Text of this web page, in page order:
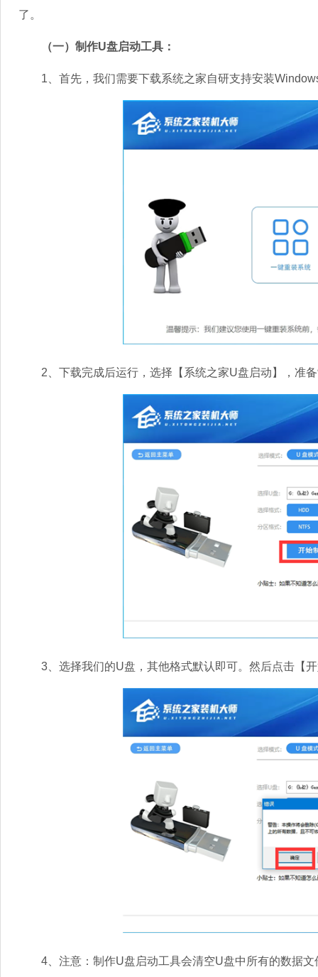
了。
（一）制作U盘启动工具：
1、首先，我们需要下载系统之家自研支持安装
2、下载完成后运行，选择【系统之家U盘启动】，准备
3、选择我们的U盘，其他格式默认即可。然后点击【开
4、注意：制作U盘启动工具会清空U盘中所有的数据文